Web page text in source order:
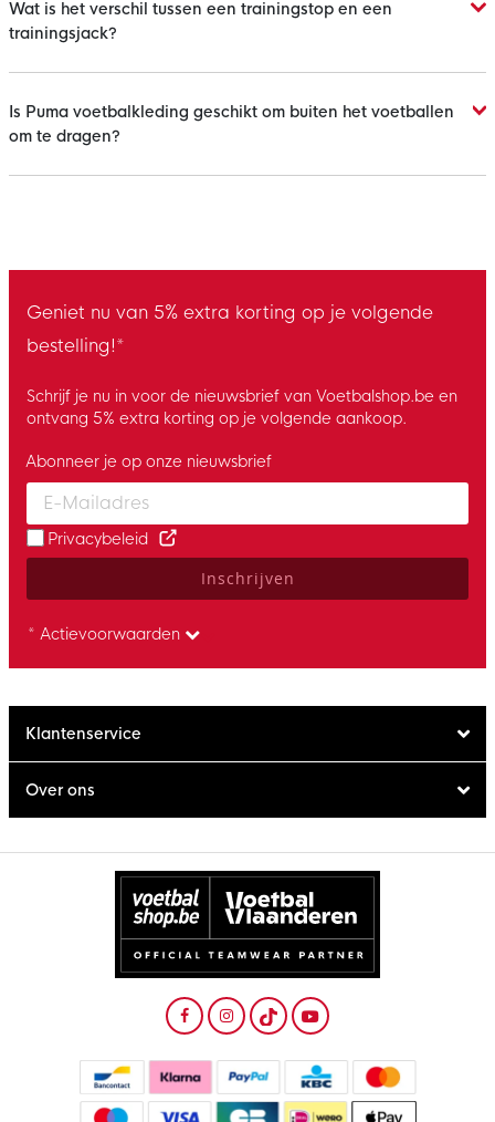
Wat is het verschil tussen een trainingstop en een
trainingsjack?
Is Puma voetbalkleding geschikt om buiten het voetballen
om te dragen?
Geniet nu van 5% extra korting op je volgende
bestelling!*
Schrijf je nu in voor de nieuwsbrief van Voetbalshop.be en
ontvang 5% extra korting op je volgende aankoop.
Enter your email and accept the privacy policy to subscribe to
Abonneer je op onze nieuwsbrief
Privacybeleid
Inschrijven
* Actievoorwaarden
Klantenservice
Over ons